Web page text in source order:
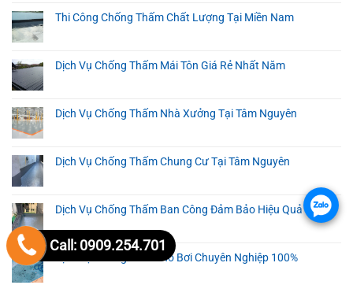
Thi Công Chống Thấm Chất Lượng Tại Miền Nam
Dịch Vụ Chống Thấm Mái Tôn Giá Rẻ Nhất Năm
Dịch Vụ Chống Thấm Nhà Xưởng Tại Tâm Nguyên
Dịch Vụ Chống Thấm Chung Cư Tại Tâm Nguyên
Dịch Vụ Chống Thấm Ban Công Đảm Bảo Hiệu Quả 100%
Dịch Vụ Chống Thấm Hồ Bơi Chuyên Nghiệp 100%
.
Call: 0909.254.701